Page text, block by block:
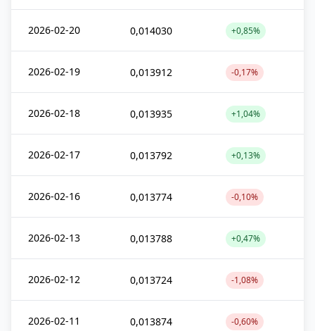
2026-02-20 0,014030 +0,85%
2026-02-19 0,013912 -0,17%
2026-02-18 0,013935 +1,04%
2026-02-17 0,013792 +0,13%
2026-02-16 0,013774 -0,10%
2026-02-13 0,013788 +0,47%
2026-02-12 0,013724 -1,08%
2026-02-11 0,013874 -0,60%